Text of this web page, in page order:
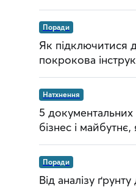
Поради
Як підключитися
покрокова
Натхнення
5 документальних
бізнес і
Поради
Від аналізу